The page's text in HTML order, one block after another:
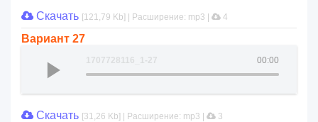
Скачать [121,79 Kb] | Расширение: mp3 | 4
Вариант 27
00:00
1707728116_1-27
Скачать [31,26 Kb] | Расширение: mp3 | 3